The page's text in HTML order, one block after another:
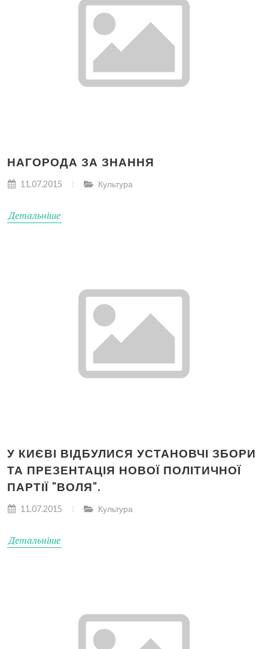
НАГОРОДА ЗА ЗНАННЯ
11.07.2015 Культура
Детальніше
У КИЄВІ ВІДБУЛИСЯ УСТАНОВЧІ ЗБОРИ
ТА ПРЕЗЕНТАЦІЯ НОВОЇ ПОЛІТИЧНОЇ
ПАРТІЇ "ВОЛЯ".
11.07.2015 Культура
Детальніше